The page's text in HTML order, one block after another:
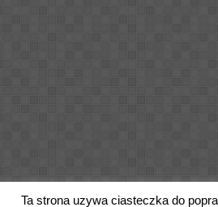
Ta strona uzywa ciasteczka do